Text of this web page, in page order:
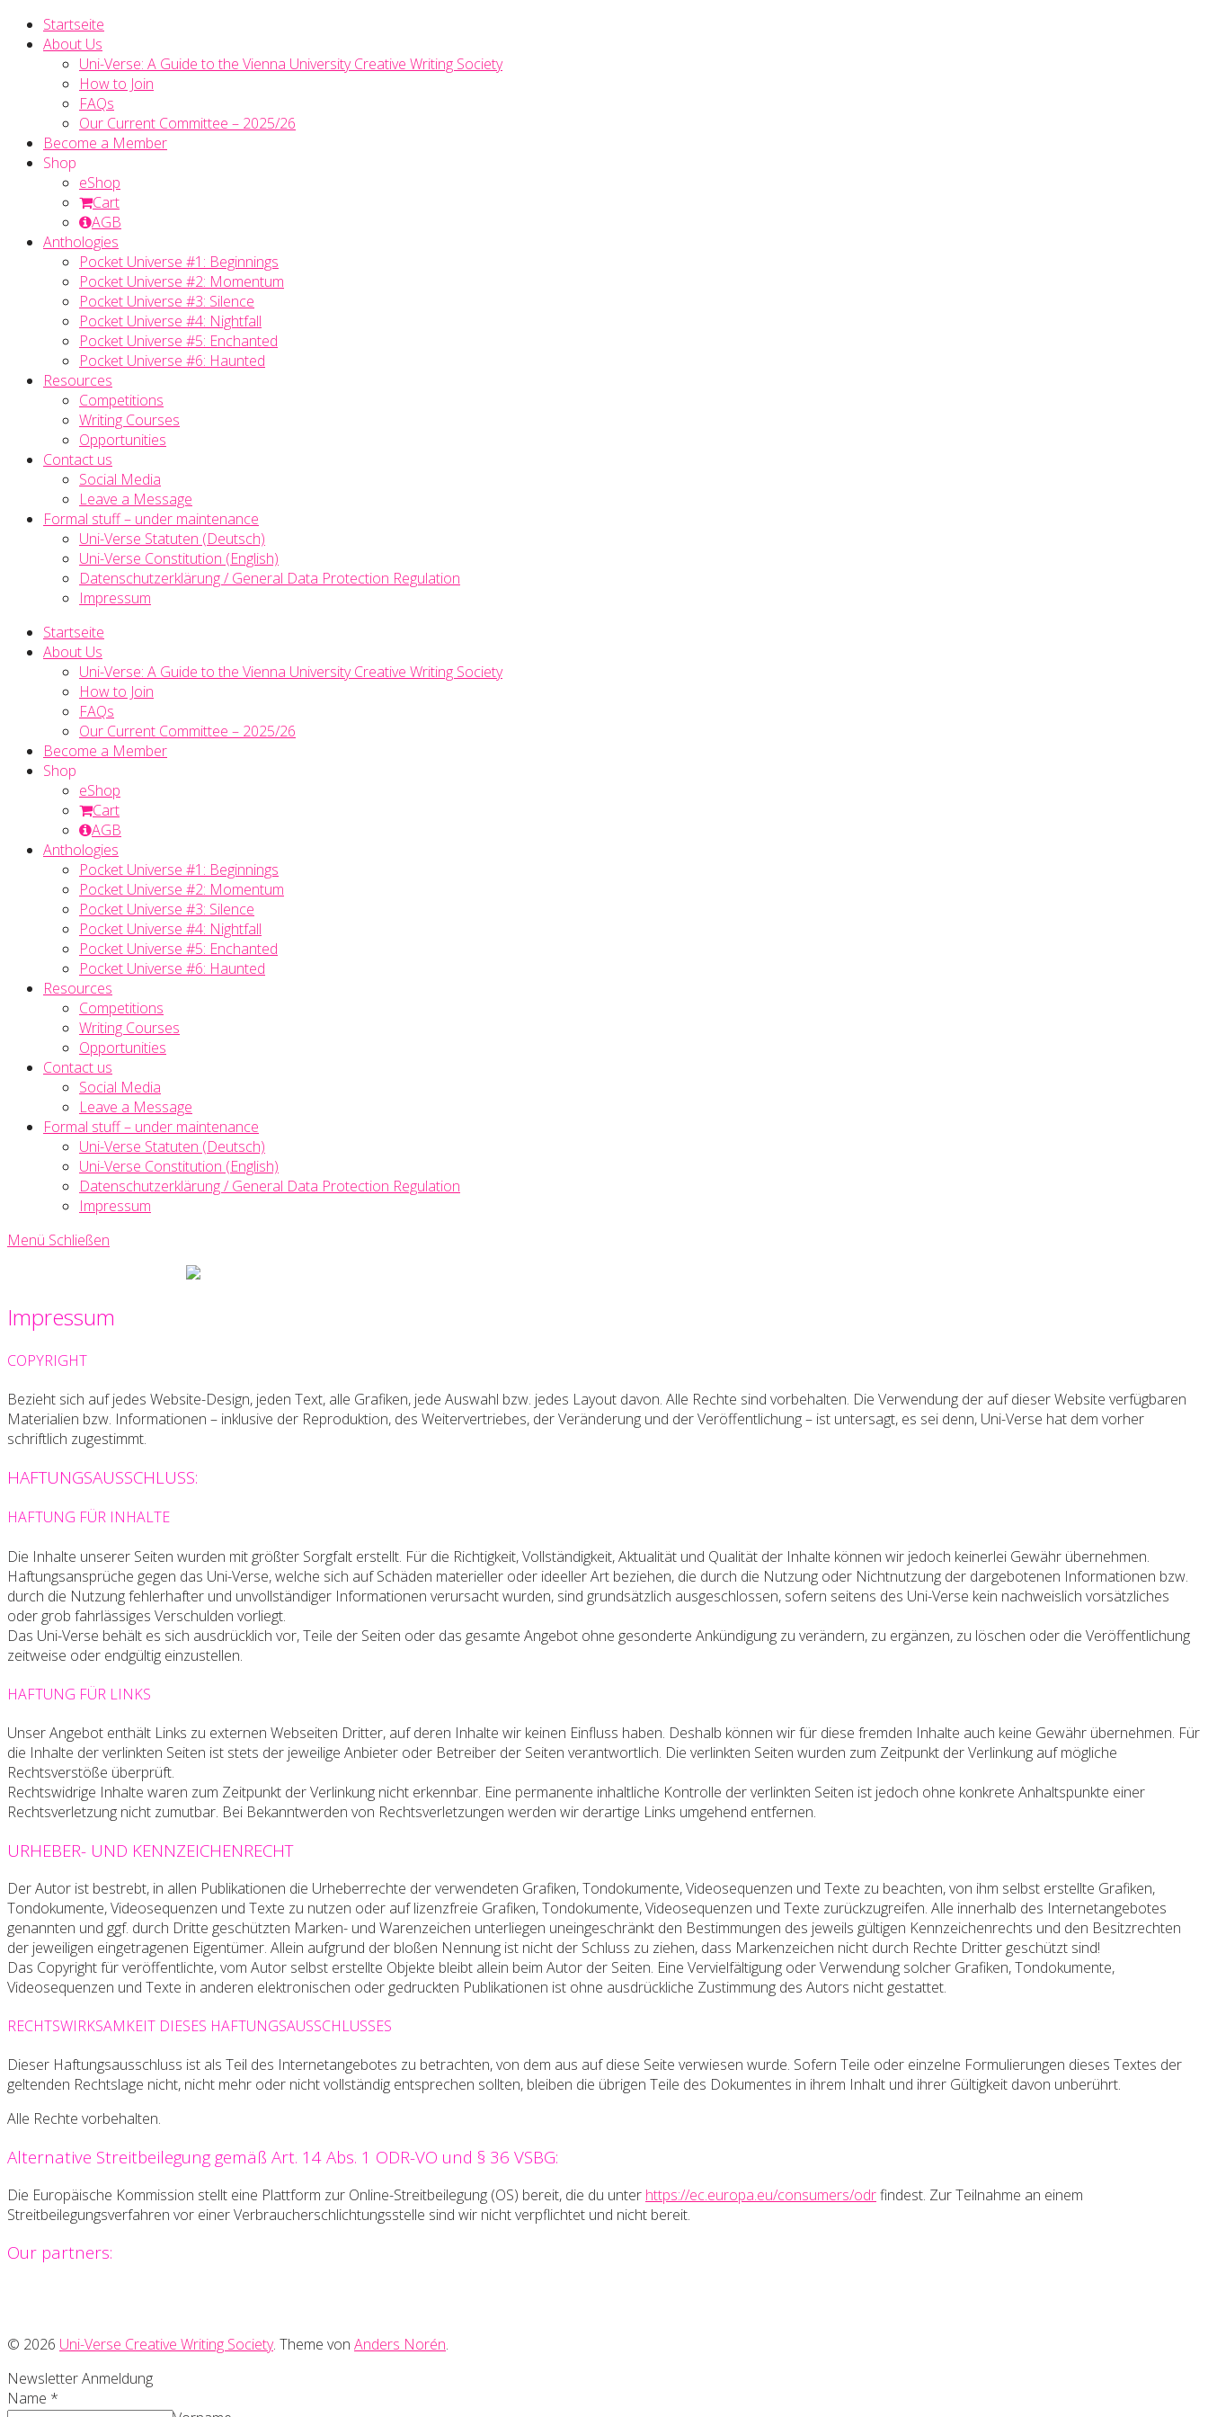
Startseite
About Us
Uni-Verse: A Guide to the Vienna University Creative Writing Society
How to Join
FAQs
Our Current Committee – 2025/26
Become a Member
Shop
eShop
Cart
AGB
Anthologies
Pocket Universe #1: Beginnings
Pocket Universe #2: Momentum
Pocket Universe #3: Silence
Pocket Universe #4: Nightfall
Pocket Universe #5: Enchanted
Pocket Universe #6: Haunted
Resources
Competitions
Writing Courses
Opportunities
Contact us
Social Media
Leave a Message
Formal stuff – under maintenance
Uni-Verse Statuten (Deutsch)
Uni-Verse Constitution (English)
Datenschutzerklärung / General Data Protection Regulation
Impressum
Startseite
About Us
Uni-Verse: A Guide to the Vienna University Creative Writing Society
How to Join
FAQs
Our Current Committee – 2025/26
Become a Member
Shop
eShop
Cart
AGB
Anthologies
Pocket Universe #1: Beginnings
Pocket Universe #2: Momentum
Pocket Universe #3: Silence
Pocket Universe #4: Nightfall
Pocket Universe #5: Enchanted
Pocket Universe #6: Haunted
Resources
Competitions
Writing Courses
Opportunities
Contact us
Social Media
Leave a Message
Formal stuff – under maintenance
Uni-Verse Statuten (Deutsch)
Uni-Verse Constitution (English)
Datenschutzerklärung / General Data Protection Regulation
Impressum
Menü Schließen
Uni-
Impressum
COPYRIGHT
Bezieht sich auf jedes Website-Design, jeden Text, alle Grafiken, jede Auswahl bzw. jedes Layout davon. Alle Rechte sind vorbehalten. Die Verwendung der auf dieser Website verfügbaren
Materialien bzw. Informationen – inklusive der Reproduktion, des Weitervertriebes, der Veränderung und der Veröffentlichung – ist untersagt, es sei denn, Uni-Verse hat dem vorher
schriftlich zugestimmt.
HAFTUNGSAUSSCHLUSS:
HAFTUNG FÜR INHALTE
Die Inhalte unserer Seiten wurden mit größter Sorgfalt erstellt. Für die Richtigkeit, Vollständigkeit, Aktualität und Qualität der Inhalte können wir jedoch keinerlei Gewähr übernehmen.
Haftungsansprüche gegen das Uni-Verse, welche sich auf Schäden materieller oder ideeller Art beziehen, die durch die Nutzung oder Nichtnutzung der dargebotenen Informationen bzw.
durch die Nutzung fehlerhafter und unvollständiger Informationen verursacht wurden, sind grundsätzlich ausgeschlossen, sofern seitens des Uni-Verse kein nachweislich vorsätzliches
oder grob fahrlässiges Verschulden vorliegt.
Das Uni-Verse behält es sich ausdrücklich vor, Teile der Seiten oder das gesamte Angebot ohne gesonderte Ankündigung zu verändern, zu ergänzen, zu löschen oder die Veröffentlichung
zeitweise oder endgültig einzustellen.
HAFTUNG FÜR LINKS
Unser Angebot enthält Links zu externen Webseiten Dritter, auf deren Inhalte wir keinen Einfluss haben. Deshalb können wir für diese fremden Inhalte auch keine Gewähr übernehmen. Für
die Inhalte der verlinkten Seiten ist stets der jeweilige Anbieter oder Betreiber der Seiten verantwortlich. Die verlinkten Seiten wurden zum Zeitpunkt der Verlinkung auf mögliche
Rechtsverstöße überprüft.
Rechtswidrige Inhalte waren zum Zeitpunkt der Verlinkung nicht erkennbar. Eine permanente inhaltliche Kontrolle der verlinkten Seiten ist jedoch ohne konkrete Anhaltspunkte einer
Rechtsverletzung nicht zumutbar. Bei Bekanntwerden von Rechtsverletzungen werden wir derartige Links umgehend entfernen.
URHEBER- UND KENNZEICHENRECHT
Der Autor ist bestrebt, in allen Publikationen die Urheberrechte der verwendeten Grafiken, Tondokumente, Videosequenzen und Texte zu beachten, von ihm selbst erstellte Grafiken,
Tondokumente, Videosequenzen und Texte zu nutzen oder auf lizenzfreie Grafiken, Tondokumente, Videosequenzen und Texte zurückzugreifen. Alle innerhalb des Internetangebotes
genannten und ggf. durch Dritte geschützten Marken- und Warenzeichen unterliegen uneingeschränkt den Bestimmungen des jeweils gültigen Kennzeichenrechts und den Besitzrechten
der jeweiligen eingetragenen Eigentümer. Allein aufgrund der bloßen Nennung ist nicht der Schluss zu ziehen, dass Markenzeichen nicht durch Rechte Dritter geschützt sind!
Das Copyright für veröffentlichte, vom Autor selbst erstellte Objekte bleibt allein beim Autor der Seiten. Eine Vervielfältigung oder Verwendung solcher Grafiken, Tondokumente,
Videosequenzen und Texte in anderen elektronischen oder gedruckten Publikationen ist ohne ausdrückliche Zustimmung des Autors nicht gestattet.
RECHTSWIRKSAMKEIT DIESES HAFTUNGSAUSSCHLUSSES
Dieser Haftungsausschluss ist als Teil des Internetangebotes zu betrachten, von dem aus auf diese Seite verwiesen wurde. Sofern Teile oder einzelne Formulierungen dieses Textes der
geltenden Rechtslage nicht, nicht mehr oder nicht vollständig entsprechen sollten, bleiben die übrigen Teile des Dokumentes in ihrem Inhalt und ihrer Gültigkeit davon unberührt.
Alle Rechte vorbehalten.
Alternative Streitbeilegung gemäß Art. 14 Abs. 1 ODR-VO und § 36 VSBG:
Die Europäische Kommission stellt eine Plattform zur Online-Streitbeilegung (OS) bereit, die du unter https://ec.europa.eu/consumers/odrfindest. Zur Teilnahme an einem
Streitbeilegungsverfahren vor einer Verbraucherschlichtungsstelle sind wir nicht verpflichtet und nicht bereit.
Our partners:
© 2026 Uni-Verse Creative Writing Society. Theme von Anders Norén.
Newsletter Anmeldung
Name *